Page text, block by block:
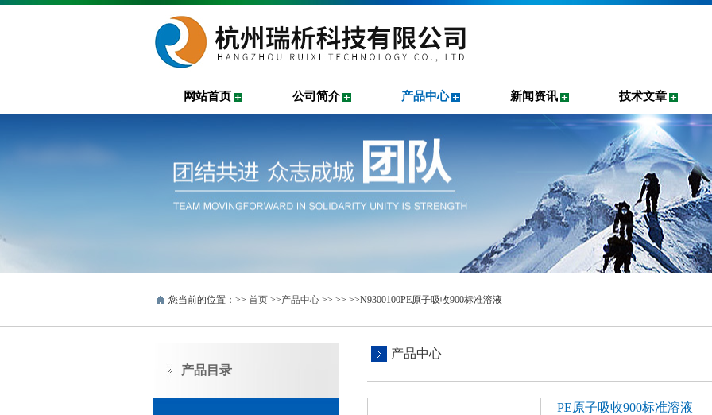
网站首页 公司简介 产品中心 新闻资讯 技术文章
您当前的位置：>> 首页 >>产品中心 >> >> >>N9300100PE原子吸收900标准溶液
产品目录
产品中心
PE原子吸收900标准溶液